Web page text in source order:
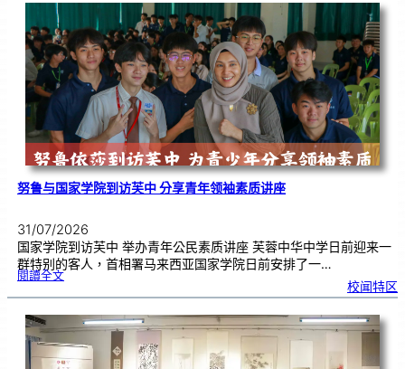
0
《
奏
花
悦
韵
》
圆
满
演
出
努鲁与国家学院到访芙中 分享青年领袖素质讲座
31/07/2026
国家学院到访芙中 举办青年公民素质讲座 芙蓉中华中学日前迎来一
群特别的客人，首相署马来西亚国家学院日前安排了一…
閱讀全文:努
国
学
院
到
访
中
分
享
青
校闻特区